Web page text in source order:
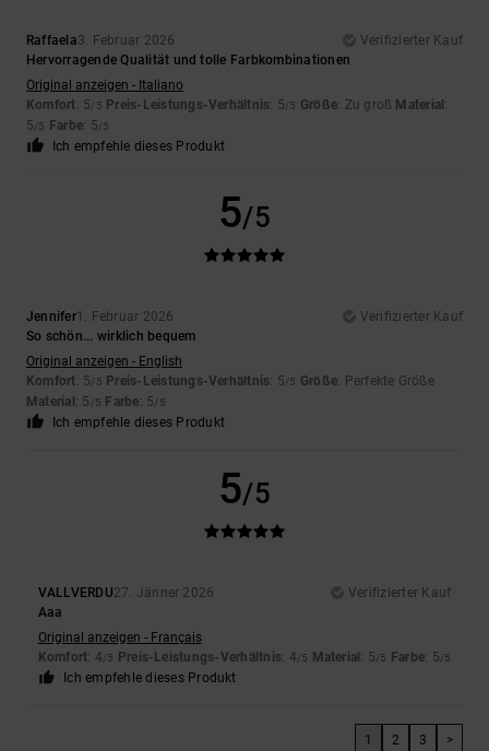
Raffaela3. Februar 2026
Verifizierter Kauf
Hervorragende Qualität und tolle Farbkombinationen
Original anzeigen - Italiano
Komfort: 5/5 Preis-Leistungs-Verhältnis: 5/5 Größe: Zu groß Material :
5/5 Farbe: 5/5
Ich empfehle dieses Produkt
5/5
Jennifer1. Februar 2026
Verifizierter Kauf
So schön... wirklich bequem
Original anzeigen - English
Komfort: 5/5 Preis-Leistungs-Verhältnis: 5/5 Größe: Perfekte Größe
Material : 5 /5 Farbe: 5/5
Ich empfehle dieses Produkt
5/5
VALLVERDU27. Jänner 2026
Verifizierter Kauf
Aaa
Original anzeigen - Français
Komfort: 4/5 Preis-Leistungs-Verhältnis: 4/5 Material : 5/5 Farbe: 5/5
Ich empfehle dieses Produkt
1 2 3 >